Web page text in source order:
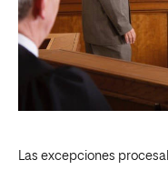
Las excepciones